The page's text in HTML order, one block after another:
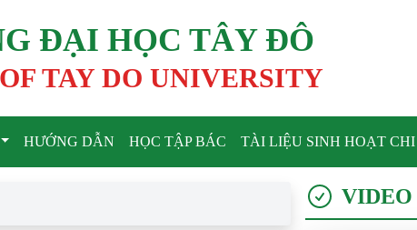
ĐẠI HỌC TÂY ĐÔ
TAY DO UNIVERSITY
HƯỚNG DẪN HỌC TẬP BÁC TÀI LIỆU SINH HOẠT CHI